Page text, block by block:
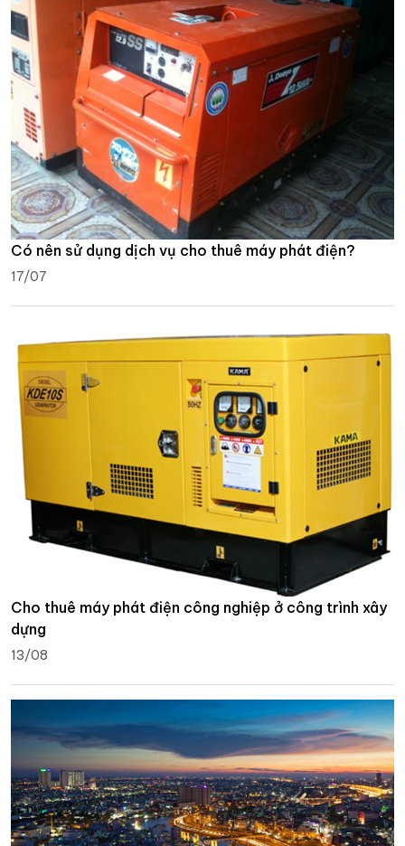
Có nên sử dụng dịch vụ cho thuê máy phát điện?
17/07
Cho thuê máy phát điện công nghiệp ở công trình xây
dựng
13/08